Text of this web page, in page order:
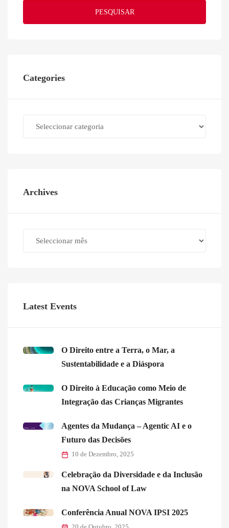
PESQUISAR
Categories
Archives
Latest Events
O Direito entre a Terra, o Mar, a
Sustentabilidade e a Diáspora
O Direito à Educação como Meio de
Integração das Crianças Migrantes
Agentes da Mudança – Agentic AI e o
Futuro das Decisões
10 de Dezembro, 2025
Celebração da Diversidade e da Inclusão
na NOVA School of Law
Conferência Anual NOVA IPSI 2025